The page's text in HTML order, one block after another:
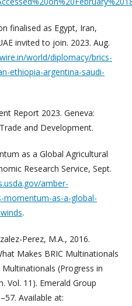
finalised as Egypt, Iran,
invited to join. 2023. Aug.
world/diplomacy/brics-
ethiopia-argentina-saudi-
Report 2023. Geneva:
and Development.
as a Global Agricultural
Research Service, Sept.
amber-
momentum-as-a-global-
.
Perez, M.A., 2016.
Makes BRIC Multinationals
Multinationals (Progress in
Vol. 11). Emerald Group
Available at: